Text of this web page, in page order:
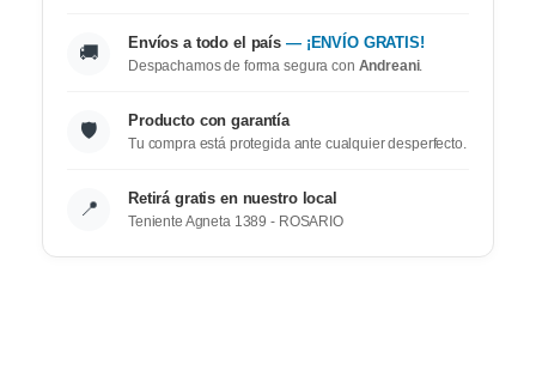
🚚 Envíos a todo el país — ¡ENVÍO GRATIS!
Despachamos de forma segura con Andreani.
🛡️ Producto con garantía
Tu compra está protegida ante cualquier desperfecto.
📍 Retirá gratis en nuestro local
Teniente Agneta 1389 - ROSARIO